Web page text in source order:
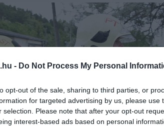
- Do Not Process My Personal
opt-out of the sale, sharing to third parties, or
for targeted advertising by us, please use
selection. Please note that after your opt-out
interest-based ads based on personal